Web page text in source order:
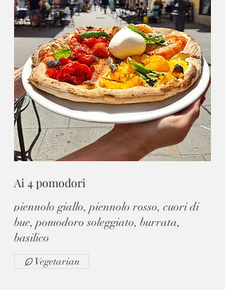
Ai 4 pomodori
piennolo giallo, piennolo rosso, cuori di
bue, pomodoro soleggiato, burrata,
basilico
Vegetarian